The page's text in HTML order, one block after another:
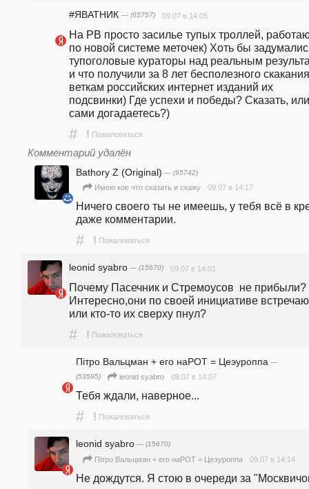
#ЯВАТНИК — (65757) 09.07 в 14:05
На РВ просто засилье тупых троллей,
по новой системе меточек) Хоть бы
тупоголовые кураторы над реальным
и что получили за 8 лет бесполезного
веткам российских интернет изданий их
подсвинки) Где успехи и победы? Сказать, или
сами догадаетесь?)
# ! Пожаловаться
Комментарий удалён
Bаthory Z (Original) — (95742)
Имею кое что сказать и скажу 09.07 в 14:17
Ничего своего ты не имеешь, у тебя всё в
даже комментарии.
# ! Пожаловаться
leonid syabro — (15670) 09.07 в 14:01
Почему Пасечник и Стремоусов  не прибыли?
Интересно,они по своей инициативе
или кто-то их сверху пнул?
# ! Пожаловаться
Пiтро Вальцман + его наРОТ = Цеэуроппа —
(53595)
leonid syabro 09.07 в 14:07
Тебя ждали, наверное...
# ! Пожаловаться
leonid syabro — (15670)
Пiтро Вальцман + его наРОТ = Цеэуроппа 09.07 в 14:14
Не дождутся. Я стою в очереди за